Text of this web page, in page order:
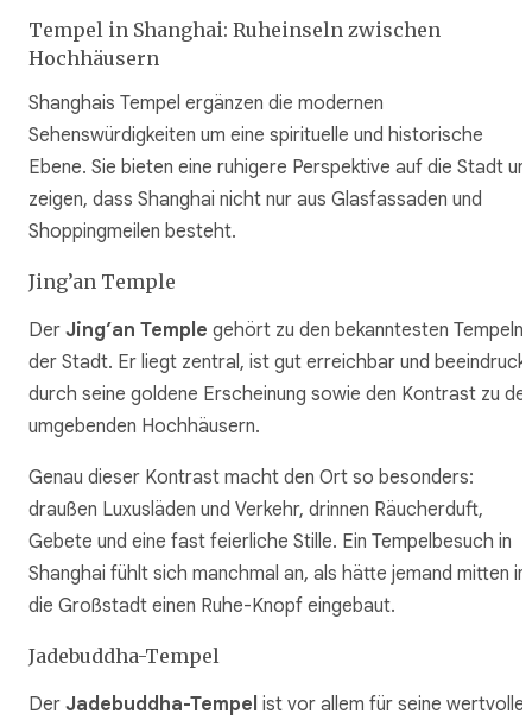
Tempel in Shanghai: Ruheinseln zwischen
Hochhäusern
Shanghais Tempel ergänzen die modernen
Sehenswürdigkeiten um eine spirituelle und historische
Ebene. Sie bieten eine ruhigere Perspektive auf die Stadt
zeigen, dass Shanghai nicht nur aus Glasfassaden und
Shoppingmeilen besteht.
Jing’an Temple
Der Jing’an Temple gehört zu den bekanntesten Tempeln
der Stadt. Er liegt zentral, ist gut erreichbar und beeindruckt
durch seine goldene Erscheinung sowie den Kontrast zu
umgebenden Hochhäusern.
Genau dieser Kontrast macht den Ort so besonders:
draußen Luxusläden und Verkehr, drinnen Räucherduft,
Gebete und eine fast feierliche Stille. Ein Tempelbesuch in
Shanghai fühlt sich manchmal an, als hätte jemand mitten in
die Großstadt einen Ruhe-Knopf eingebaut.
Jadebuddha-Tempel
Der Jadebuddha-Tempel ist vor allem für seine